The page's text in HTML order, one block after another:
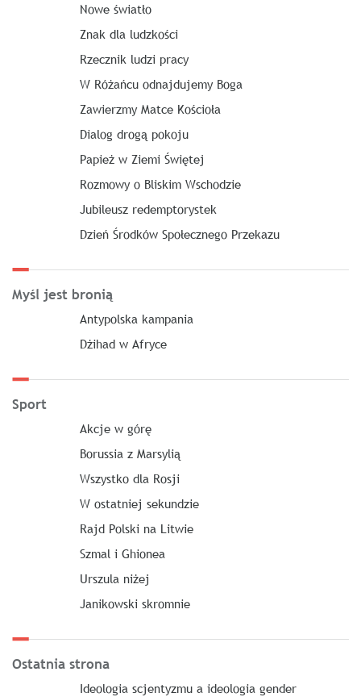
Nowe światło
Znak dla ludzkości
Rzecznik ludzi pracy
W Różańcu odnajdujemy Boga
Zawierzmy Matce Kościoła
Dialog drogą pokoju
Papież w Ziemi Świętej
Rozmowy o Bliskim Wschodzie
Jubileusz redemptorystek
Dzień Środków Społecznego Przekazu
Myśl jest bronią
Antypolska kampania
Dżihad w Afryce
Sport
Akcje w górę
Borussia z Marsylią
Wszystko dla Rosji
W ostatniej sekundzie
Rajd Polski na Litwie
Szmal i Ghionea
Urszula niżej
Janikowski skromnie
Ostatnia strona
Ideologia scjentyzmu a ideologia gender